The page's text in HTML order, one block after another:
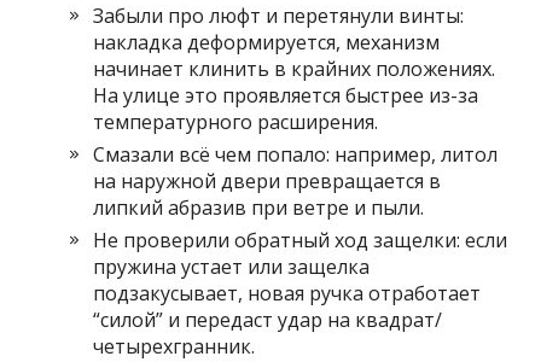
Забыли про люфт и перетянули винты:
накладка деформируется, механизм
начинает клинить в крайних положениях.
На улице это проявляется быстрее из-за
температурного расширения.
Смазали всё чем попало: например, литол
на наружной двери превращается в
липкий абразив при ветре и пыли.
Не проверили обратный ход защелки: если
пружина устает или защелка
подзакусывает, новая ручка отработает
“силой” и передаст удар на квадрат/
четырехгранник.